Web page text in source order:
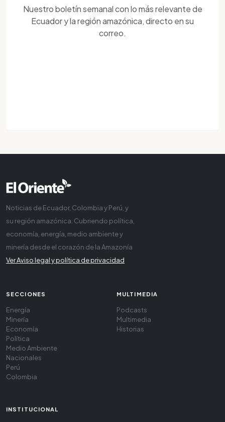
Nuestro boletín semanal con lo más relevante de
Ecuador y la región amazónica, directo en su
correo.
Noticias de Ecuador, Colombia y Perú, y
su región amazónica. Cubriendo política,
economía, energía, medio ambiente y
minería desde el corazón de la Amazonía
Ver Aviso legal y política de privacidad
SECCIONES
Energía
Minería
Economía
Política
Medio Ambiente
Nacionales
Perú
Colombia
MULTIMEDIA
Podcasts
Multimedia
Historias
INSTITUCIONAL